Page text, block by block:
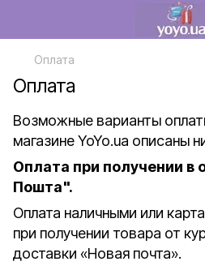
Оплата
Оплата
Возможные варианты
магазинеYoYo.ua описаны
Оплата при получении в
Пошта".
Оплата наличными или
при получении товара от
доставки «Новая почта».